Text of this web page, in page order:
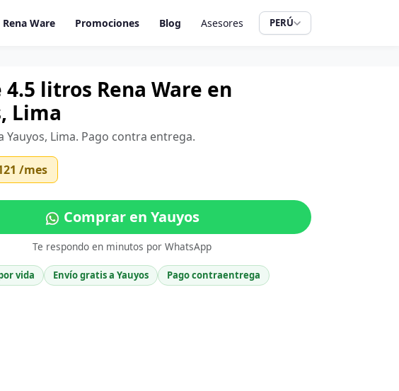
Rena Ware Promociones Blog Asesores PERÚ
4.5 litros Rena Ware en
Lima
Yauyos, Lima. Pago contra entrega.
/mes
Comprar en Yauyos
Te respondo en minutos por WhatsApp
vida Envío gratis a Yauyos Pago contraentrega